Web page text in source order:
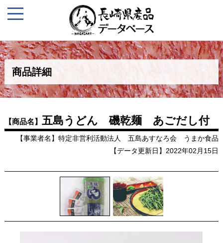
商品詳細
【商品名】 五島うどん 磯乾麺 あごだし付
【事業者名】特定非営利活動法人 五島あすなろ会 うまか食品
【データ更新日】2022年02月15日